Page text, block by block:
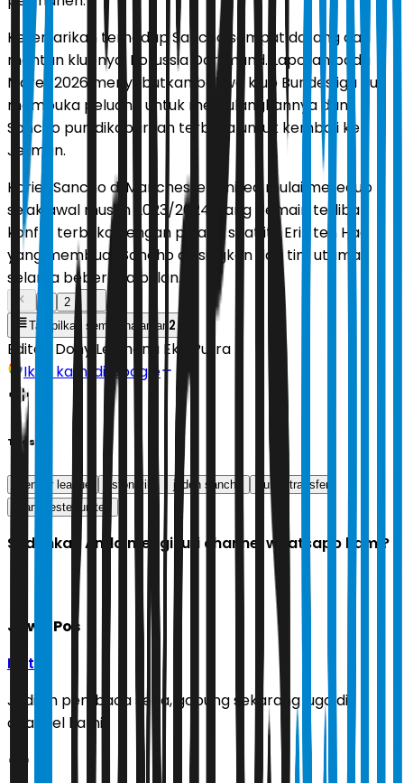
Ketertarikan terhadap Sancho sempat datang dari
mantan klubnya, Borussia Dortmund. Laporan pada
Maret 2026 menyebutkan bahwa klub Bundesliga itu
membuka peluang untuk memulangkannya dan
Sancho pun dikabarkan terbuka untuk kembali ke
Jerman.
Karier Sancho di Manchester United mulai meredup
sejak awal musim 2023/2024. Sang pemain terlibat
konflik terbuka dengan pelatih saat itu Erik ten Hag
yang membuat Sancho diasingkan dari tim utama
selama beberapa bulan.
2
Tampilkan semua halaman 2
Editor: Dony Lesmana Eko Putra
Ikuti kami di Google
Tags
premier league aston villa jadon sancho
bursa transfer
manchester united
Sudahkah Anda mengikuti channel whatsapp kami?
Jawa Pos
Ikuti
Jadilah pembaca setia, gabung sekarang juga di
channel kami!